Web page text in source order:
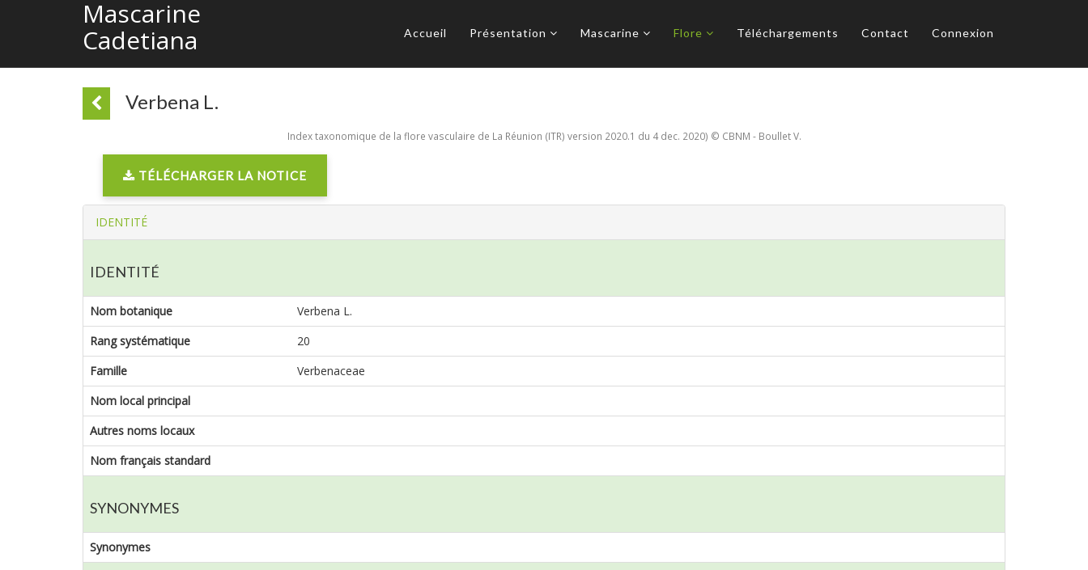
Mascarine
Cadetiana
Accueil Présentation Mascarine Flore Téléchargements Contact Connexion
Verbena L.
Index taxonomique de la flore vasculaire de La Réunion (ITR) version 2020.1 du 4 dec. 2020) © CBNM - Boullet V.
TÉLÉCHARGER LA NOTICE
IDENTITÉ
IDENTITÉ
Nom botanique
Verbena L.
Rang systématique
20
Famille
Verbenaceae
Nom local principal
Autres noms locaux
Nom français standard
SYNONYMES
Synonymes